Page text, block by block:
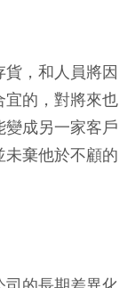
，和人員將因
宜的，對將來也
成另一家客戶
棄他於不顧的